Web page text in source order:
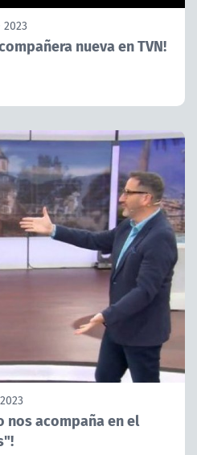
nueva en TVN!
nos acompaña en el